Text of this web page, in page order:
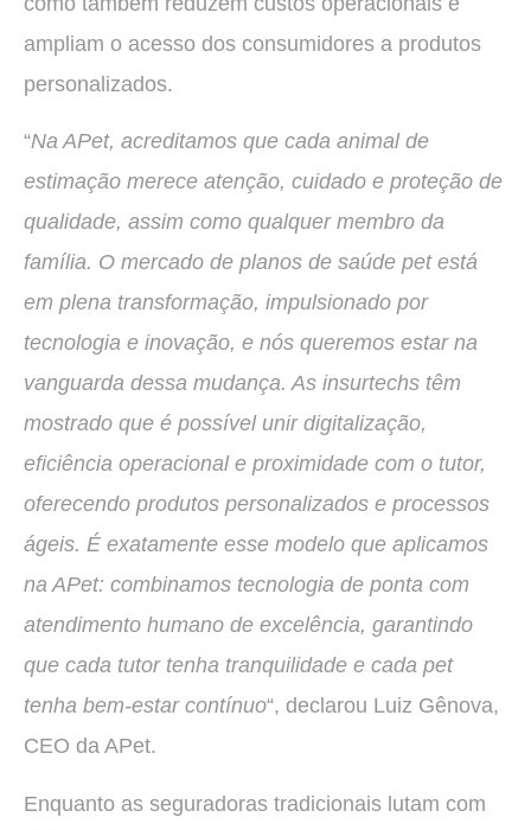
ampliam o acesso dos consumidores a produtos
personalizados.
“Na APet, acreditamos que cada animal de
estimação merece atenção, cuidado e proteção de
qualidade, assim como qualquer membro da
família. O mercado de planos de saúde pet está
em plena transformação, impulsionado por
tecnologia e inovação, e nós queremos estar na
vanguarda dessa mudança. As insurtechs têm
mostrado que é possível unir digitalização,
eficiência operacional e proximidade com o tutor,
oferecendo produtos personalizados e processos
ágeis. É exatamente esse modelo que aplicamos
na APet: combinamos tecnologia de ponta com
atendimento humano de excelência, garantindo
que cada tutor tenha tranquilidade e cada pet
tenha bem‑estar contínuo“, declarou Luiz Gênova,
CEO da APet.
Enquanto as seguradoras tradicionais lutam com